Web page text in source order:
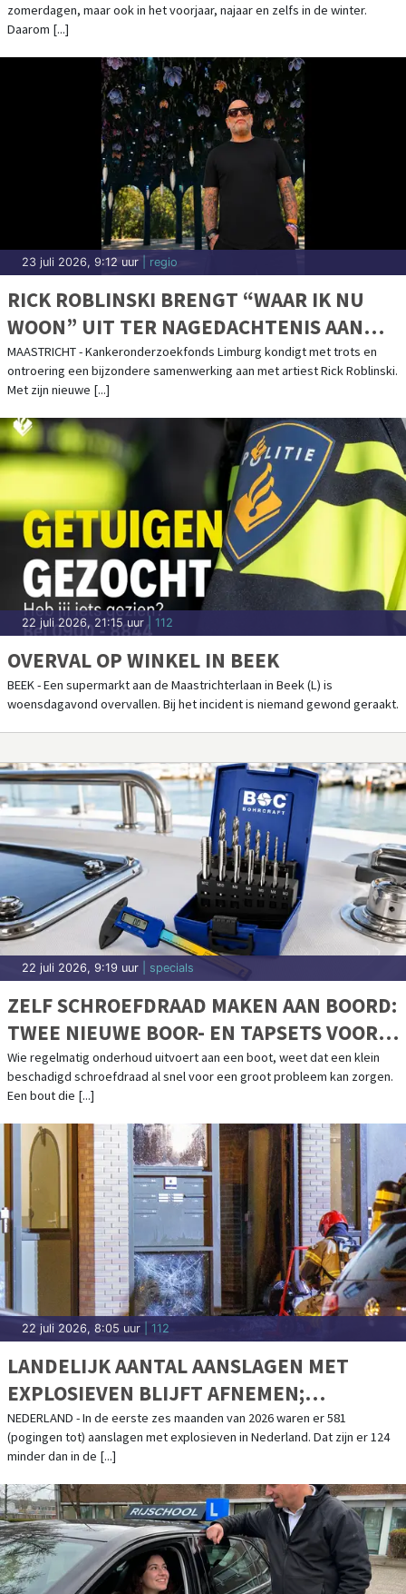
zomerdagen, maar ook in het voorjaar, najaar en zelfs in de winter.
Daarom [...]
23 juli 2026, 9:12 uur | regio
RICK ROBLINSKI BRENGT “WAAR IK NU
WOON” UIT TER NAGEDACHTENIS AAN
IVO HAAGEN EN STEUNT
KANKERONDERZOEKFONDS LIMBURG
MAASTRICHT - Kankeronderzoekfonds Limburg kondigt met trots en
ontroering een bijzondere samenwerking aan met artiest Rick Roblinski.
Met zijn nieuwe [...]
22 juli 2026, 21:15 uur | 112
OVERVAL OP WINKEL IN BEEK
BEEK - Een supermarkt aan de Maastrichterlaan in Beek (L) is
woensdagavond overvallen. Bij het incident is niemand gewond geraakt.
22 juli 2026, 9:19 uur | specials
ZELF SCHROEFDRAAD MAKEN AAN BOORD:
TWEE NIEUWE BOOR- EN TAPSETS VOOR
BOOTONDERHOUD
Wie regelmatig onderhoud uitvoert aan een boot, weet dat een klein
beschadigd schroefdraad al snel voor een groot probleem kan zorgen.
Een bout die [...]
22 juli 2026, 8:05 uur | 112
LANDELIJK AANTAL AANSLAGEN MET
EXPLOSIEVEN BLIJFT AFNEMEN;
AANSLAGENPROBLEMATIEK BLIJFT
ERNSTIG
NEDERLAND - In de eerste zes maanden van 2026 waren er 581
(pogingen tot) aanslagen met explosieven in Nederland. Dat zijn er 124
minder dan in de [...]